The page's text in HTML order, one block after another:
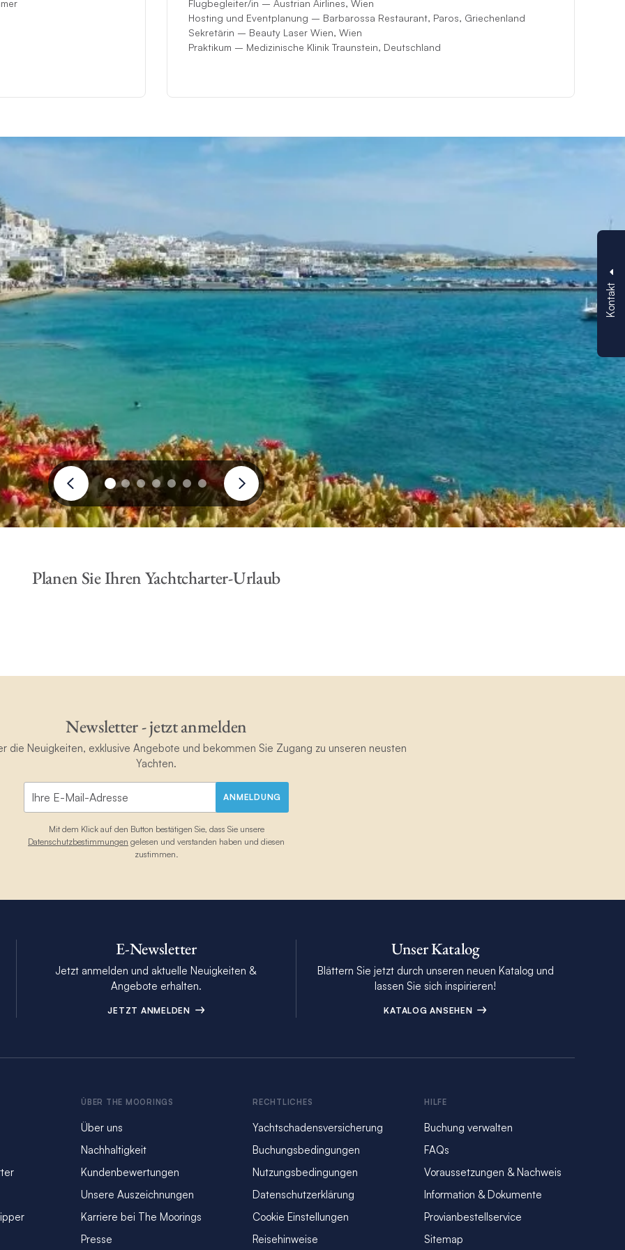
Kontakt
Flugbegleiter/in – Austrian Airlines, Wien
Hosting und Eventplanung – Barbarossa Restaurant, Paros, Griechenland
Sekretärin – Beauty Laser Wien, Wien
Praktikum – Medizinische Klinik Traunstein, Deutschland
Planen Sie Ihren Yachtcharter-Urlaub
Newsletter - jetzt anmelden
die Neuigkeiten, exklusive Angebote und bekommen Sie Zugang zu unseren neusten
Yachten.
ANMELDUNG
Mit dem Klick auf den Button bestätigen Sie, dass Sie unsere
Datenschutzbestimmungen gelesen und verstanden haben und diesen
zustimmen.
E-Newsletter
Jetzt anmelden und aktuelle Neuigkeiten &
Angebote erhalten.
JETZT ANMELDEN
Unser Katalog
Blättern Sie jetzt durch unseren neuen Katalog und
lassen Sie sich inspirieren!
KATALOG ANSEHEN
ÜBER THE MOORINGS
Über uns
Nachhaltigkeit
Kundenbewertungen
Unsere Auszeichnungen
Karriere bei The Moorings
Presse
RECHTLICHES
Yachtschadensversicherung
Buchungsbedingungen
Nutzungsbedingungen
Datenschutzerklärung
Cookie Einstellungen
Reisehinweise
HILFE
Buchung verwalten
FAQs
Voraussetzungen & Nachweis
Information & Dokumente
Provianbestellservice
Sitemap